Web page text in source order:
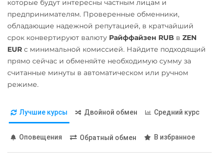
ERC20
USD Coin (USDC)
BEP20
Yearn.finance (YFI)
УкрСиббанк UAH
Pax Dollar (USDP)
ERC20
Pepe
Pol (ex-MATIC)
POL
Ravencoin (RVN)
Shib
Беларусбанк BYN
ВТБ Банк RUB
Газпромбанк RUB
Евразийский Банк KZT
Карта Unionpay CNY
которые будут интересны частным лицам и
предпринимателям. Проверенные обменники,
обладающие надежной репутацией, в кратчайший
срок конвертируют валюту Райффайзен RUB в ZEN
EUR с минимальной комиссией. Найдите подходящий
прямо сейчас и обменяйте необходимую сумму за
считанные минуты в автоматическом или ручном
режиме.
Лучшие курсы Двойной обмен Средний курс
Оповещения Обратный обмен В избранное